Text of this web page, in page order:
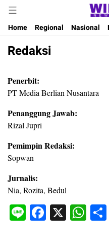
Waktu
Home
Regional Nasional
Redaksi
Penerbit:
PT Media Berlian Nusantara
Penanggung Jawab:
Rizal Jupri
Pemimpin Redaksi:
Sopwan
Jurnalis:
Nia, Rozita, Bedul
LineFacebook
X